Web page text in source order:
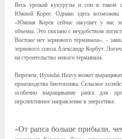
Весь урожай кукурузы и сои в таком
Южной Корее. Однако здесь возможны
«Южная Корея сейчас закупает у нас
объемы. Это связано с неудобством
Востоке нет зернового терминала», –
зернового союза Александр Корбут.
на строительство нового терминала.
Впрочем, Hyundai Heavy может
производства биотоплива. Сельское
особенно выращивание рапса для
перспективное направление в энергетике.
«От рапса больше прибыли,